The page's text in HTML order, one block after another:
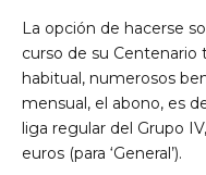
La opción de hacerse
curso de su Centenario
habitual, numerosos
mensual, el abono, es
liga regular del Grupo
euros (para ‘General’).